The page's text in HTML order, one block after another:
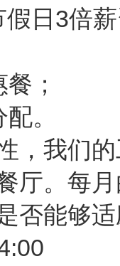
日3倍
；
。
，我们
厅。每
否能够